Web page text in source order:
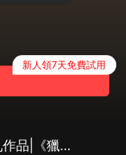
新人領7天免費試用
陰詭商人|道門老九作品|《獵罪者》同款|陳強演播